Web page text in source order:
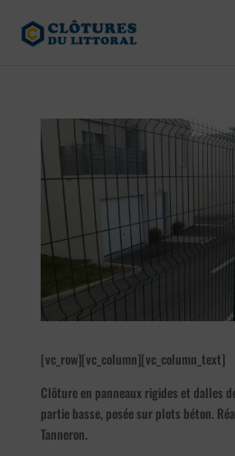
[vc_row][vc_column][vc_column_text]
Clôture en panneaux rigides et dalles
partie basse, posée sur plots béton.
Tanneron.